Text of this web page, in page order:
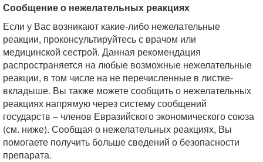
Сообщение о нежелательных реакциях
Если у Вас возникают какие-либо нежелательные
реакции, проконсультируйтесь с врачом или
медицинской сестрой. Данная рекомендация
распространяется на любые возможные нежелательные
реакции, в том числе на не перечисленные в листке-
вкладыше. Вы также можете сообщить о нежелательных
реакциях напрямую через систему сообщений
государств – членов Евразийского экономического союза
(см. ниже). Сообщая о нежелательных реакциях, Вы
помогаете получить больше сведений о безопасности
препарата.